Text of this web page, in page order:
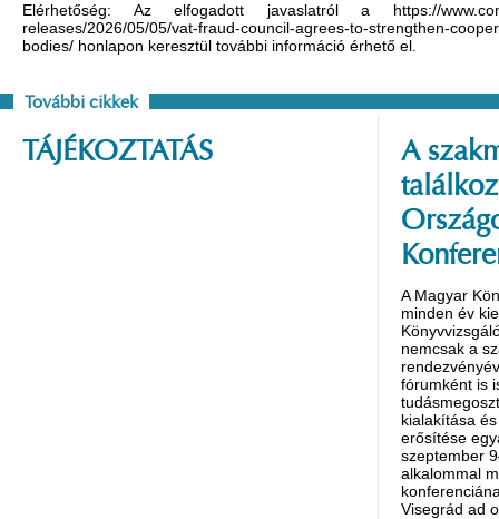
Elérhetőség: Az elfogadott javaslatról a https://
releases/2026/05/05/vat-fraud-council-agrees-to-strengthen-
bodies/ honlapon keresztül további információ érhető el.
További cikkek
TÁJÉKOZTATÁS
A
A Magyar
minden év
nemcsak a
fórumként is
kialakítása
erősítése
szeptember
alkalommal
Visegrád ad